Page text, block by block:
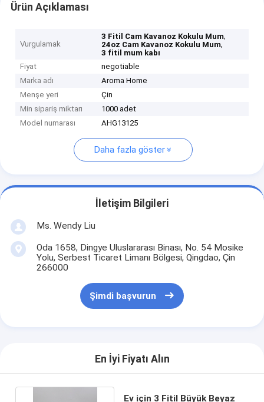
Ürün Açıklaması
Vurgulamak
3 Fitil Cam Kavanoz Kokulu Mum,
24oz Cam Kavanoz Kokulu Mum,
3 fitil mum kabı
Fiyat
negotiable
Marka adı
Aroma Home
Menşe yeri
Çin
Min sipariş miktarı
1000 adet
Model numarası
AHG13125
Daha fazla göster
İletişim Bilgileri
Ms. Wendy Liu
Oda 1658, Dingye Uluslararası Binası, No. 54 Mosike
Yolu, Serbest Ticaret Limanı Bölgesi, Qingdao, Çin
266000
Şimdi başvurun
En İyi Fiyatı Alın
Ev için 3 Fitil Büyük Beyaz